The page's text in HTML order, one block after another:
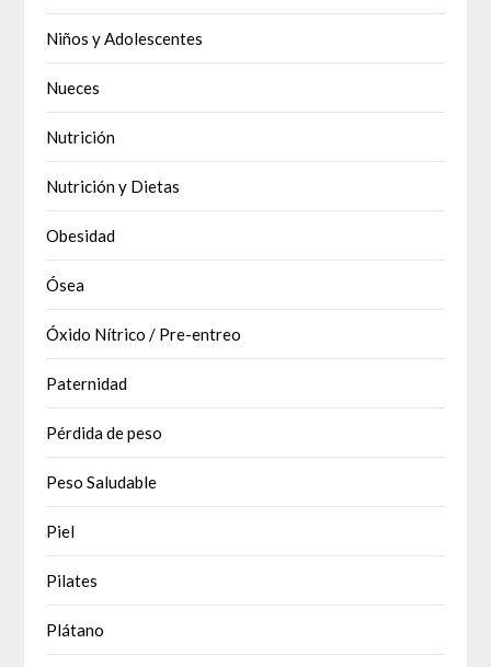
Niños y Adolescentes
Nueces
Nutrición
Nutrición y Dietas
Obesidad
Ósea
Óxido Nítrico / Pre-entreo
Paternidad
Pérdida de peso
Peso Saludable
Piel
Pilates
Plátano